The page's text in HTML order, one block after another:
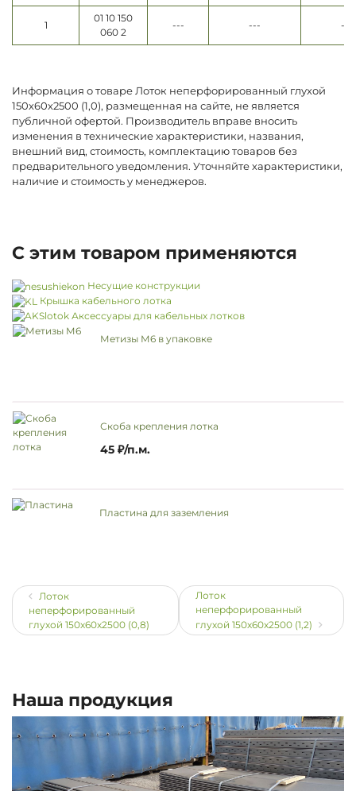
1
01 10 150
060 2
--- --- ---
Информация о товаре Лоток неперфорированный глухой
150х60х2500 (1,0), размещенная на сайте, не является
публичной офертой. Производитель вправе вносить
изменения в технические характеристики, названия,
внешний вид, стоимость, комплектацию товаров без
предварительного уведомления. Уточняйте характеристики,
наличие и стоимость у менеджеров.
С этим товаром применяются
Несущие конструкции
Крышка кабельного лотка
Аксессуары для кабельных лотков
Метизы М6 в упаковке
Скоба крепления лотка
45 ₽/п.м.
Пластина для заземления
Лоток
неперфорированный
глухой 150х60х2500 (0,8)
Лоток
неперфорированный
глухой 150х60х2500 (1,2)
Наша продукция